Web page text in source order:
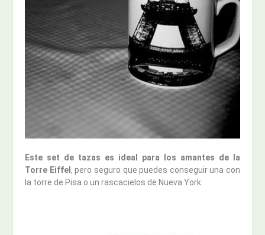
Este set de tazas es ideal para los amantes de la
Torre Eiffel , pero seguro que puedes conseguir una con
la torre de Pisa o un rascacielos de Nueva York.